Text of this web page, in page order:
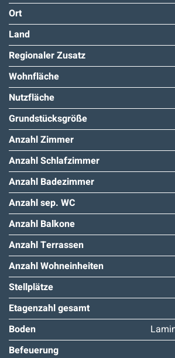
Ort
Land
Regionaler Zusatz
Wohnfläche
Nutzfläche
Grundstücksgröße
Anzahl Zimmer
Anzahl Schlafzimmer
Anzahl Badezimmer
Anzahl sep. WC
Anzahl Balkone
Anzahl Terrassen
Anzahl Wohneinheiten
Stellplätze
Etagenzahl gesamt
Boden
Befeuerung